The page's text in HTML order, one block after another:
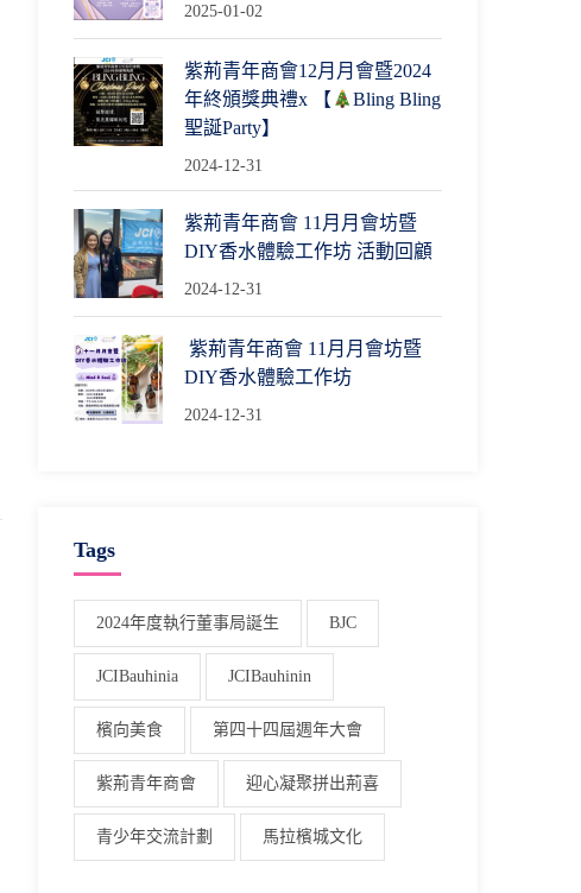
2025-01-02
紫荊青年商會12月月會暨2024
年終頒獎典禮x 【
Bling Bling
聖誕Party】
2024-12-31
紫荊青年商會 11月月會坊暨
DIY香水體驗工作坊 活動回顧
2024-12-31
紫荊青年商會 11月月會坊暨
DIY香水體驗工作坊
2024-12-31
Tags
2024年度執行董事局誕生 BJC
JCIBauhinia JCIBauhinin
檳向美食 第四十四屆週年大會
紫荊青年商會 迎心凝聚拼出荊喜
青少年交流計劃 馬拉檳城文化